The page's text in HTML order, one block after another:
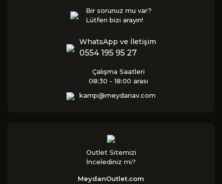
Bir sorunuz mu var?
Lütfen bizi arayın!
WhatsApp ve İletişim
0554 195 95 27
Çalışma Saatleri
08:30 - 18:00 arası
kamp@meydanav.com
Outlet Sitemizi
İncelediniz mi?
MeydanOutlet.com